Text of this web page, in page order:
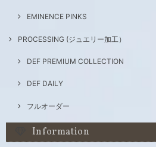
EMINENCE PINKS
PROCESSING (ジュエリー加工）
DEF PREMIUM COLLECTION
DEF DAILY
フルオーダー
Information